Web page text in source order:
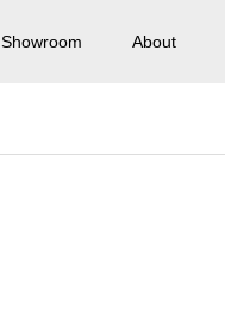
Showroom About